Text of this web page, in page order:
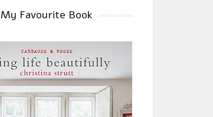
My Favourite Book